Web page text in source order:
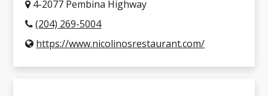
4-2077 Pembina Highway
(204) 269-5004
https://www.nicolinosrestaurant.com/